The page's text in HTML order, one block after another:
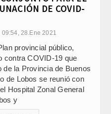
DE COVID-
09:54, 28.Ene 2021
provincial público,
contra COVID-19 que
de la Provincia de Buenos
de Lobos se reunió con
Hospital Zonal General
y